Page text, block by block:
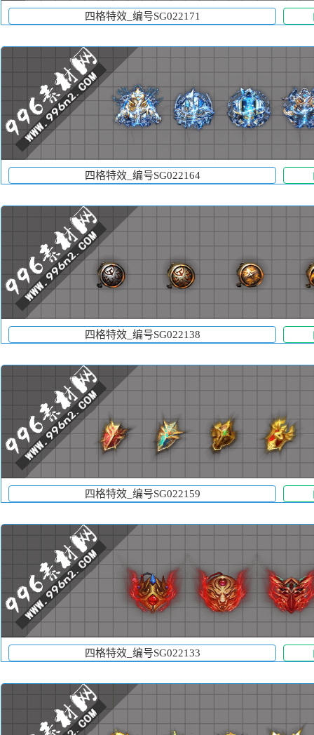
四格特效_编号SG022171
四格特效_编号SG022164
四格特效_编号SG022138
四格特效_编号SG022159
四格特效_编号SG022133